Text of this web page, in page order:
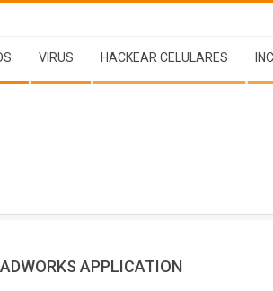
VIRUS HACKEAR CELULARES
APPLICATION